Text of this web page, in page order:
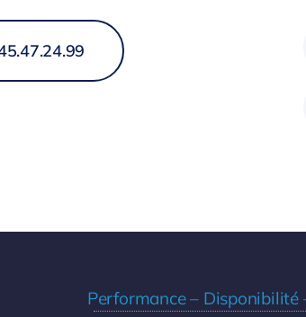
Performance – Disponibilité